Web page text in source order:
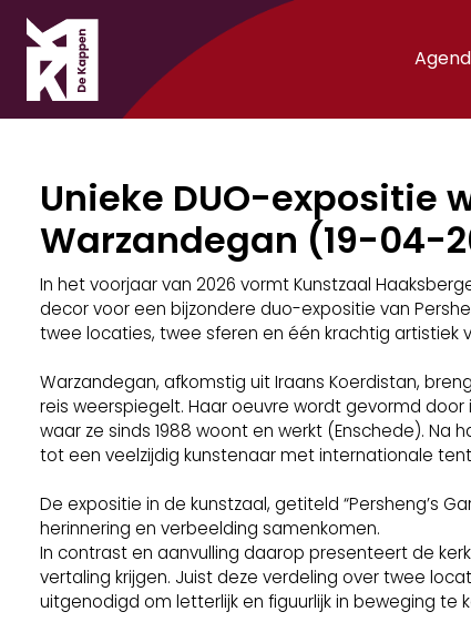
Unieke DUO-expositie
Warzandegan (19-04-
In het voorjaar van 2026 vormt Kunstzaal
decor voor een bijzondere duo-expositie van
twee locaties, twee sferen en één krachtig artistiek
Warzandegan, afkomstig uit Iraans Koerdistan,
reis weerspiegelt. Haar oeuvre wordt gevormd
waar ze sinds 1988 woont en werkt (Enschede). Na
tot een veelzijdig kunstenaar met internationale
De expositie in de kunstzaal, getiteld “Persheng’s
herinnering en verbeelding samenkomen.
In contrast en aanvulling daarop presenteert de
vertaling krijgen. Juist deze verdeling over twee
uitgenodigd om letterlijk en figuurlijk in beweging te